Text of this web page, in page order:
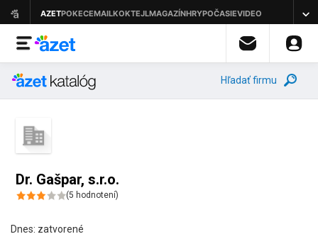
Hľadať firmu
Dr. Gašpar, s.r.o.
(5 hodnotení)
Dnes: zatvorené